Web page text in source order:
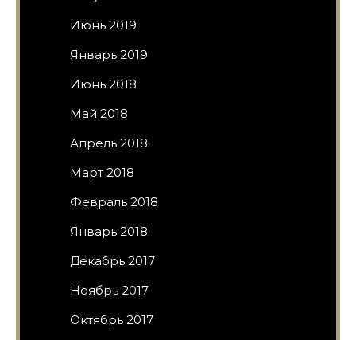
Июнь 2019
Январь 2019
Июнь 2018
Май 2018
Апрель 2018
Март 2018
Февраль 2018
Январь 2018
Декабрь 2017
Ноябрь 2017
Октябрь 2017